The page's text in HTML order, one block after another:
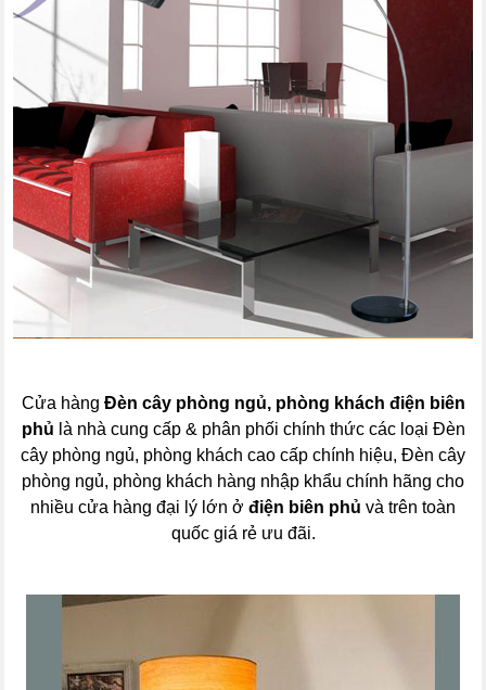
Cửa hàng Đèn cây phòng ngủ, phòng khách điện biên
phủ là nhà cung cấp & phân phối chính thức các loại Đèn
cây phòng ngủ, phòng khách cao cấp chính hiệu, Đèn cây
phòng ngủ, phòng khách hàng nhập khẩu chính hãng cho
nhiều cửa hàng đại lý lớn ở điện biên phủ và trên toàn
quốc giá rẻ ưu đãi.